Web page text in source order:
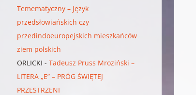
Temematyczny – język
przedsłowiańskich czy
przedindoeuropejskich mieszkańców
ziem polskich
ORLICKI -Tadeusz Pruss Mroziński –
LITERA „E” – PRÓG ŚWIĘTEJ
PRZESTRZENI